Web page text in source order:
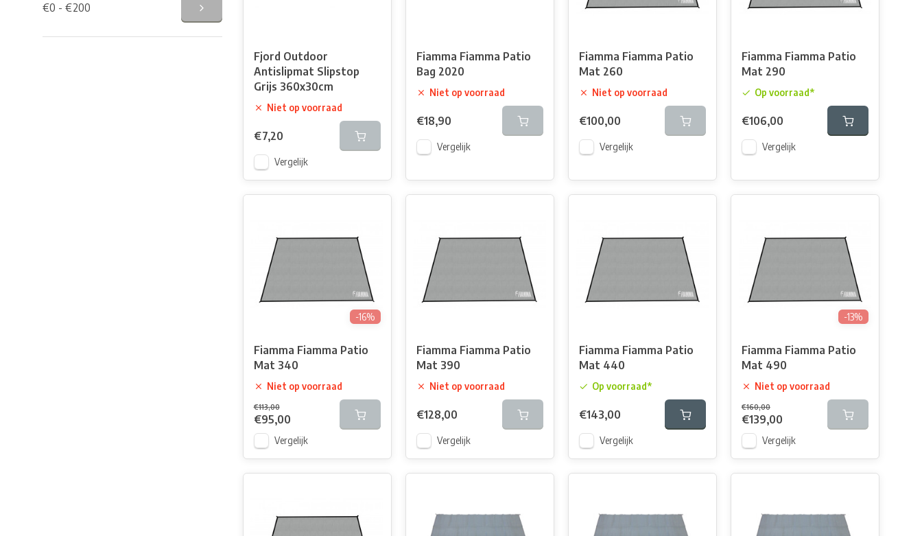
€0 - €200
Fjord Outdoor
Antislipmat Slipstop
Grijs 360x30cm
Niet op voorraad
€7,20
Vergelijk
Fiamma Fiamma Patio
Bag 2020
Niet op voorraad
€18,90
Vergelijk
Fiamma Fiamma Patio
Mat 260
Niet op voorraad
€100,00
Vergelijk
Fiamma Fiamma Patio
Mat 290
Op voorraad*
€106,00
Vergelijk
-16%
Fiamma Fiamma Patio
Mat 340
Niet op voorraad
€113,00
€95,00
Vergelijk
Fiamma Fiamma Patio
Mat 390
Niet op voorraad
€128,00
Vergelijk
Fiamma Fiamma Patio
Mat 440
Op voorraad*
€143,00
Vergelijk
-13%
Fiamma Fiamma Patio
Mat 490
Niet op voorraad
€160,00
€139,00
Vergelijk